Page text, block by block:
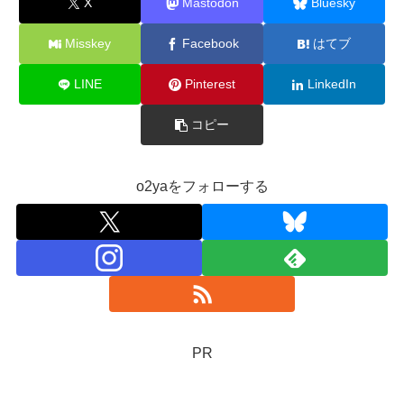
X Mastodon Bluesky
Misskey Facebook はてブ
LINE Pinterest LinkedIn
コピー
o2yaをフォローする
PR